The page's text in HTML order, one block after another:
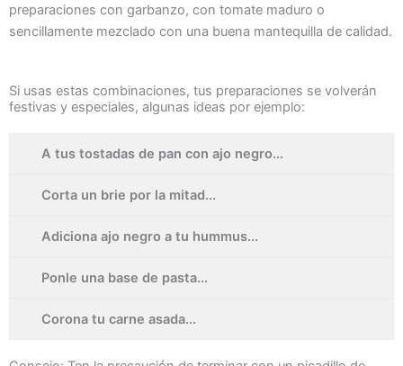
preparaciones con garbanzo, con tomate maduro o
sencillamente mezclado con una buena mantequilla de calidad.
Si usas estas combinaciones, tus preparaciones se volverán
festivas y especiales, algunas ideas por ejemplo:
A tus tostadas de pan con ajo negro...
Corta un brie por la mitad...
Adiciona ajo negro a tu hummus...
Ponle una base de pasta...
Corona tu carne asada...